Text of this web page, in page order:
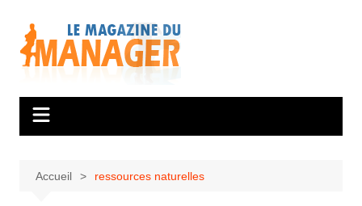
contenu
Accueil ressources naturelles